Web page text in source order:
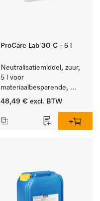
ProCare Lab 30 C - 5 l
Neutralisatiemiddel, zuur,
5 l voor
materiaalbesparende,
machinale reiniging van
gerei.
48,49 € excl. BTW